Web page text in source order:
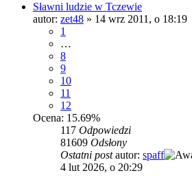
Sławni ludzie w Tczewie
autor: zet48 » 14 wrz 2011, o 18:19
1
…
8
9
10
11
12
Ocena: 15.69%
117 Odpowiedzi
81609 Odsłony
Ostatni postautor: spaff
4 lut 2026, o 20:29